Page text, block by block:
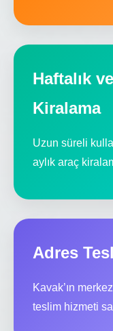
Haftalık
Kiralama
Uzun süreli
aylık araç
Adres
Kavak’ın
teslim hizmeti